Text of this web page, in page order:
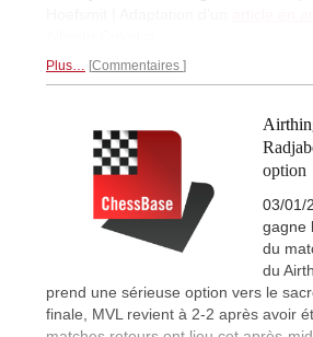
Plus… Commentaires
option
03/01/
gagne
du
du
prend une sérieuse option vers le
finale, MVL revient à 2-2 après avoir